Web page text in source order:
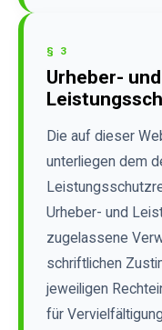
§ 3
Urheber- und
Die auf dieser
unterliegen dem
Urheber- und
zugelassene
schriftlichen
jeweiligen
für